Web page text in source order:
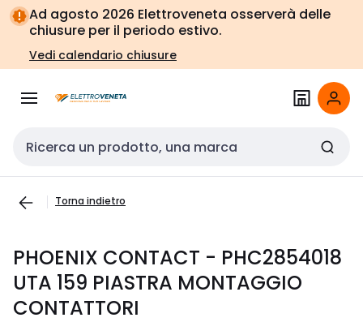
Vai alla
navigazione
Vai
alla
pagina
Ad agosto 2026 Elettroveneta osserverà delle
chiusure per il periodo estivo.
Vedi calendario chiusure
Cerca input
Torna indietro
PHOENIX CONTACT - PHC2854018
UTA 159 PIASTRA MONTAGGIO
CONTATTORI